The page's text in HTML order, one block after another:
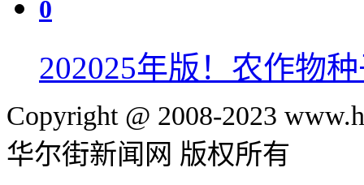
0
202025年版！农作物
Copyright @ 2008-2023
华尔街新闻网 版权所有